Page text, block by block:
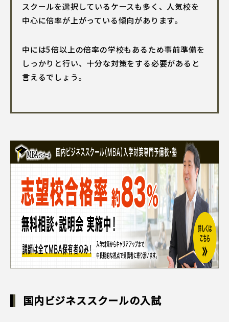
スクールを選択しているケースも多く、人気校を
中心に倍率が上がっている傾向があります。
中には5倍以上の倍率の学校もあるため事前準備を
しっかりと行い、十分な対策をする必要があると
言えるでしょう。
国内ビジネススクールの入試